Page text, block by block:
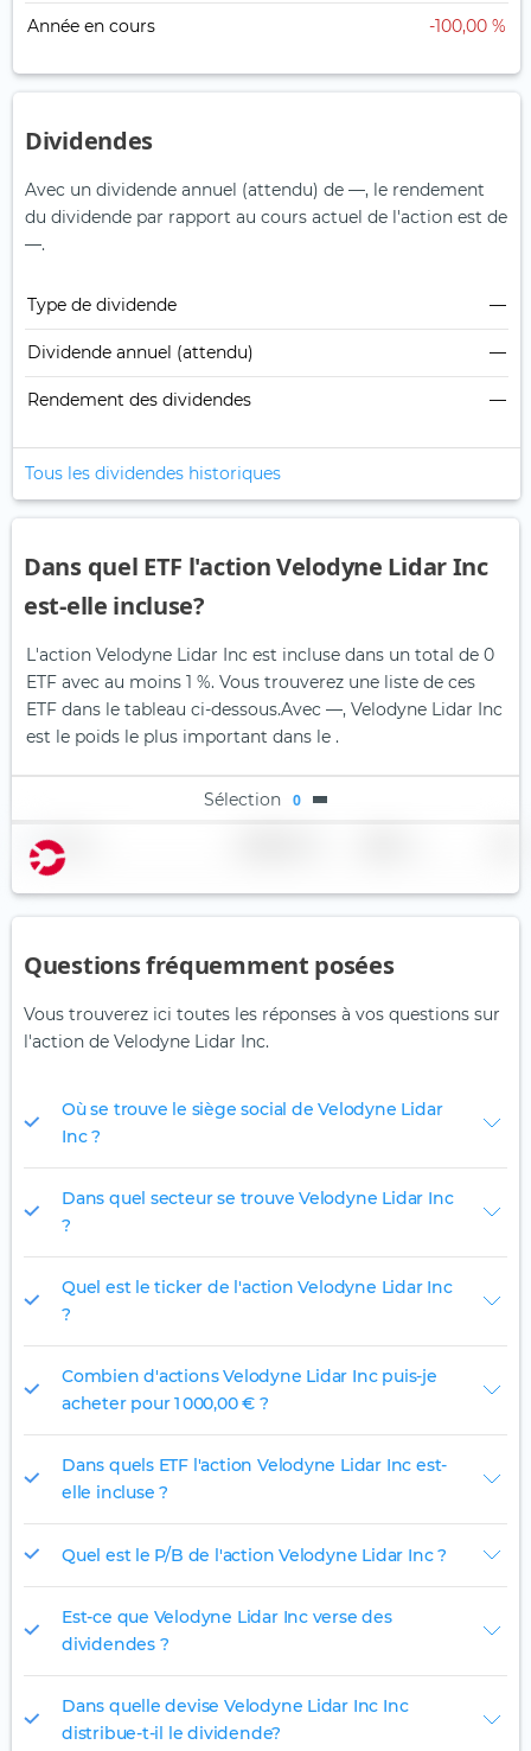
Année en cours -100,00 %
Dividendes
Avec un dividende annuel (attendu) de —, le rendement
du dividende par rapport au cours actuel de l'action est de
—.
Type de dividende —
Dividende annuel (attendu) —
Rendement des dividendes —
Tous les dividendes historiques
Dans quel ETF l'action Velodyne Lidar Inc
est-elle incluse?
L'action Velodyne Lidar Inc est incluse dans un total de 0
ETF avec au moins 1 %. Vous trouverez une liste de ces
ETF dans le tableau ci-dessous.Avec —, Velodyne Lidar Inc
est le poids le plus important dans le .
Sélection 0
Nom
Questions fréquemment posées
Vous trouverez ici toutes les réponses à vos questions sur
l'action de Velodyne Lidar Inc.
Où se trouve le siège social de Velodyne Lidar
Inc ?
Dans quel secteur se trouve Velodyne Lidar Inc
?
Quel est le ticker de l'action Velodyne Lidar Inc
?
Combien d'actions Velodyne Lidar Inc puis-je
acheter pour 1 000,00 € ?
Dans quels ETF l'action Velodyne Lidar Inc est-
elle incluse ?
Quel est le P/B de l'action Velodyne Lidar Inc ?
Est-ce que Velodyne Lidar Inc verse des
dividendes ?
Dans quelle devise Velodyne Lidar Inc Inc
distribue-t-il le dividende?